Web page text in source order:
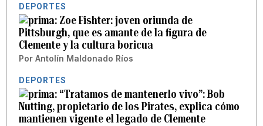
DEPORTES
Zoe Fishter: joven oriunda de
Pittsburgh, que es amante de la figura de
Clemente y la cultura boricua
Por Antolín Maldonado Ríos
DEPORTES
“Tratamos de mantenerlo vivo”: Bob
Nutting, propietario de los Pirates, explica cómo
mantienen vigente el legado de Clemente